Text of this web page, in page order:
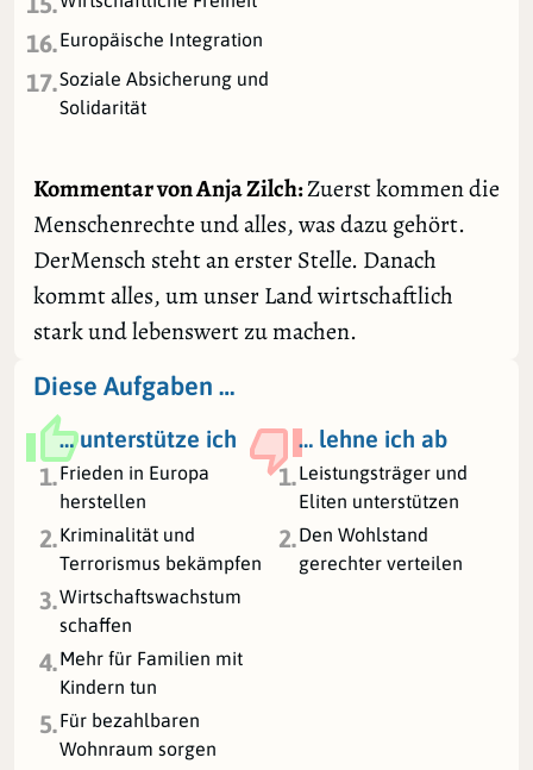
16.Europäische Integration
17.Soziale Absicherung und
Solidarität
Kommentar von Anja Zilch:Zuerst kommen die
Menschenrechte und alles, was dazu gehört.
DerMensch steht an erster Stelle. Danach
kommt alles, um unser Land wirtschaftlich
stark und lebenswert zu machen.
Diese Aufgaben …
… unterstütze ich
… lehne ich ab
1.Frieden in Europa
herstellen
1.Leistungsträger und
Eliten unterstützen
2.Kriminalität und
Terrorismus bekämpfen
2.Den Wohlstand
gerechter verteilen
3.Wirtschaftswachstum
schaffen
4.Mehr für Familien mit
Kindern tun
5.Für bezahlbaren
Wohnraum sorgen